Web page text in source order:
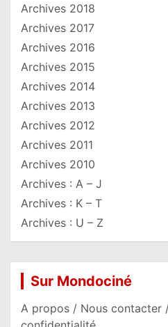
Archives 2018
Archives 2017
Archives 2016
Archives 2015
Archives 2014
Archives 2013
Archives 2012
Archives 2011
Archives 2010
Archives : A – J
Archives : K – T
Archives : U – Z
Sur Mondociné
A propos / Nous contacter